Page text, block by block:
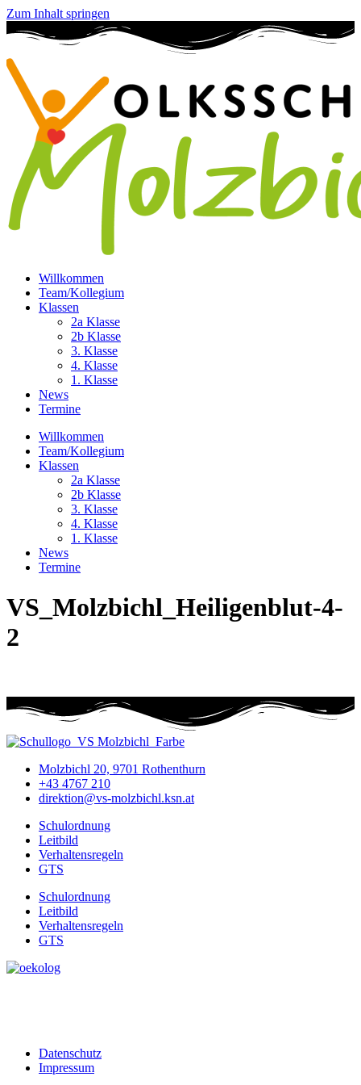
Zum Inhalt springen
Willkommen
Team/Kollegium
Klassen
2a Klasse
2b Klasse
3. Klasse
4. Klasse
1. Klasse
News
Termine
Willkommen
Team/Kollegium
Klassen
2a Klasse
2b Klasse
3. Klasse
4. Klasse
1. Klasse
News
Termine
VS_Molzbichl_Heiligenblut-4-
2
Molzbichl 20, 9701 Rothenthurn
+43 4767 210
direktion@vs-molzbichl.ksn.at
Schulordnung
Leitbild
Verhaltensregeln
GTS
Schulordnung
Leitbild
Verhaltensregeln
GTS
Datenschutz
Impressum